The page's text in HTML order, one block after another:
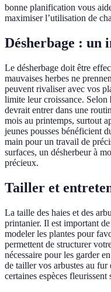
bonne planification vous
maximiser l’utilisation de
Désherbage : un
Le désherbage doit être
mauvaises herbes ne
peuvent rivaliser avec vos
limite leur croissance. Selon
devrait entrer dans une
mois au printemps, surtout
jeunes pousses bénéficient
main pour un travail de
surfaces, un désherbeur à
précieux.
Tailler et
La taille des haies et des
printanier. Il est important
modeler les plantes pour
permettent de structurer
nécessaire pour les garder
de tailler vos arbustes au
certaines espèces